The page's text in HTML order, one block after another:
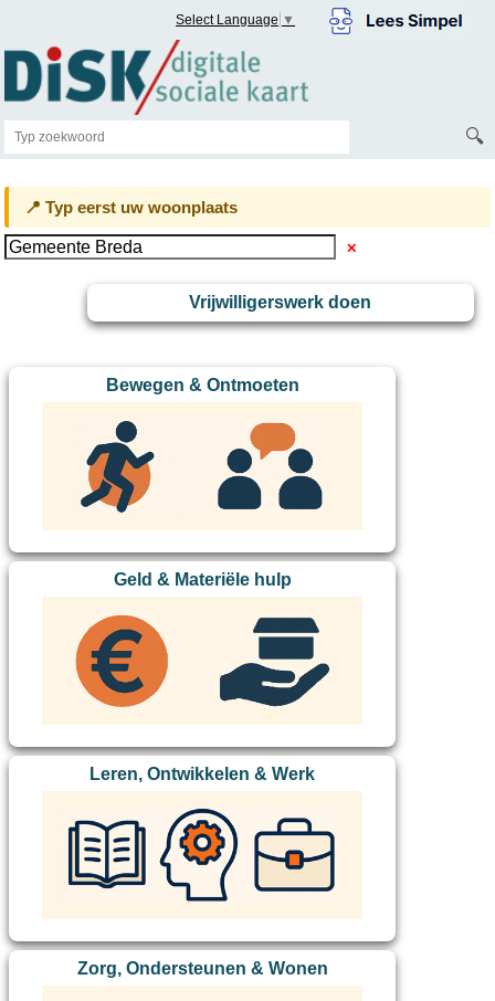
Select Language ▼
🔍
📍 Typ eerst uw woonplaats
✕
Vrijwilligerswerk doen
Bewegen & Ontmoeten
Geld & Materiële hulp
Leren, Ontwikkelen & Werk
Zorg, Ondersteunen & Wonen